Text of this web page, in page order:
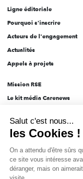
Ligne éditoriale
Pourquoi s'inscrire
Acteurs de l'engagement
Actualités
Appels à projets
Mission RSE
Le kit média Carenews
AEF info
Novethic
PRODURABLE
Inclusiv Day
Salut c'est nous...
les Cookies !
On a attendu d'être sûrs
ce site vous intéresse
déranger, mais on
visite...